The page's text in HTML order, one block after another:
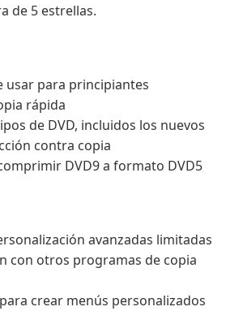
de 5 estrellas.
usar para principiantes
rápida
de DVD, incluidos los nuevos
contra copia
DVD9 a formato DVD5
avanzadas limitadas
con otros programas de copia
crear menús personalizados